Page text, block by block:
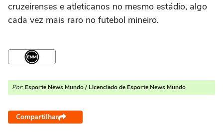
cruzeirenses e atleticanos no mesmo estádio, algo
cada vez mais raro no futebol mineiro.
Por: Esporte News Mundo / Licenciado de Esporte News Mundo
Compartilhar